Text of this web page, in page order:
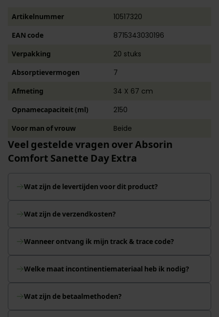
Artikelnummer
10517320
EAN code
8715343030196
Verpakking
20 stuks
Absorptievermogen
7
Afmeting
34 X 67 cm
Opnamecapaciteit (ml)
2150
Voor man of vrouw
Beide
Veel gestelde vragen over Absorin
Comfort Sanette Day Extra
Wat zijn de levertijden voor dit product?
Wat zijn de verzendkosten?
Wanneer ontvang ik mijn track & trace code?
Welke maat incontinentiemateriaal heb ik nodig?
Wat zijn de betaalmethoden?